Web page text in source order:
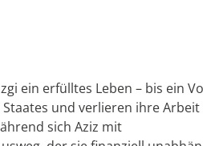
ein erfülltes Leben – bis ein
und verlieren ihre
sich Aziz mit